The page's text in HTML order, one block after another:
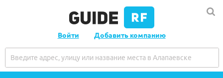
Войти Добавить компанию